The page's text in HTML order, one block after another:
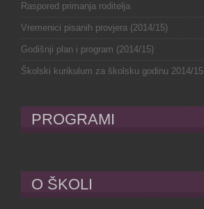
Raspored primanja roditelja
Vremenici pisanih provjera (2014/15)
Godišnji plan i program (2014/15)
Školski kurikulum za školsku godinu 2014/15
PROGRAMI
O ŠKOLI